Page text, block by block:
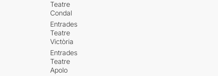
Teatre
Condal
Entrades
Teatre
Victòria
Entrades
Teatre
Apolo